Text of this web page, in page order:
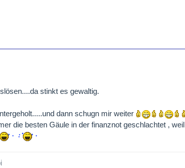
stinkt es gewaltig.
dann schugn mir weiter
die besten Gäule in der finanznot geschlachtet , weil